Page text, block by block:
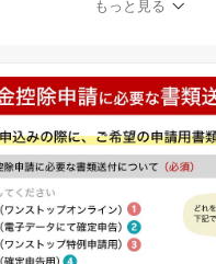
もっと見る